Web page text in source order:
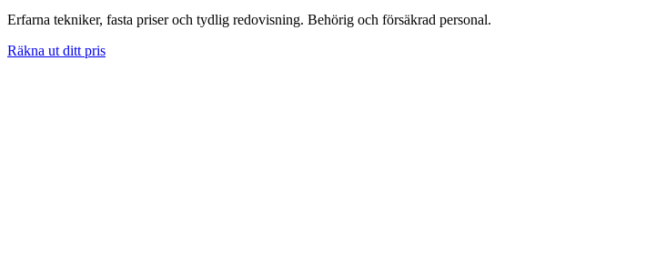
Erfarna tekniker, fasta priser och tydlig redovisning. Behörig och försäkrad personal.
Räkna ut ditt pris